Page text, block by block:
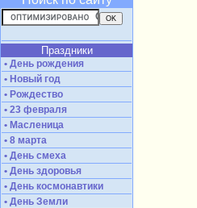
Праздники
• День рождения
• Новый год
• Рождество
• 23 февраля
• Масленица
• 8 марта
• День смеха
• День здоровья
• День космонавтики
• День Земли